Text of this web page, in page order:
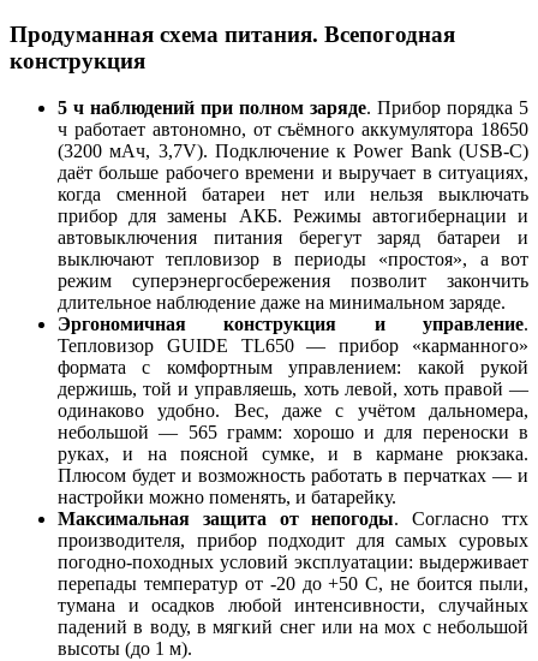
Продуманная схема питания. Всепогодная
конструкция
5 ч наблюдений при полном заряде. Прибор порядка 5
ч работает автономно, от съёмного аккумулятора 18650
(3200 мАч, 3,7V). Подключение к Power Bank (USB-C)
даёт больше рабочего времени и выручает в ситуациях,
когда сменной батареи нет или нельзя выключать
прибор для замены АКБ. Режимы автогибернации и
автовыключения питания берегут заряд батареи и
выключают тепловизор в периоды «простоя», а вот
режим суперэнергосбережения позволит закончить
длительное наблюдение даже на минимальном заряде.
Эргономичная конструкция и управление.
Тепловизор GUIDE TL650 — прибор «карманного»
формата с комфортным управлением: какой рукой
держишь, той и управляешь, хоть левой, хоть правой —
одинаково удобно. Вес, даже с учётом дальномера,
небольшой — 565 грамм: хорошо и для переноски в
руках, и на поясной сумке, и в кармане рюкзака.
Плюсом будет и возможность работать в перчатках — и
настройки можно поменять, и батарейку.
Максимальная защита от непогоды. Согласно ттх
производителя, прибор подходит для самых суровых
погодно-походных условий эксплуатации: выдерживает
перепады температур от -20 до +50 C, не боится пыли,
тумана и осадков любой интенсивности, случайных
падений в воду, в мягкий снег или на мох с небольшой
высоты (до 1 м).